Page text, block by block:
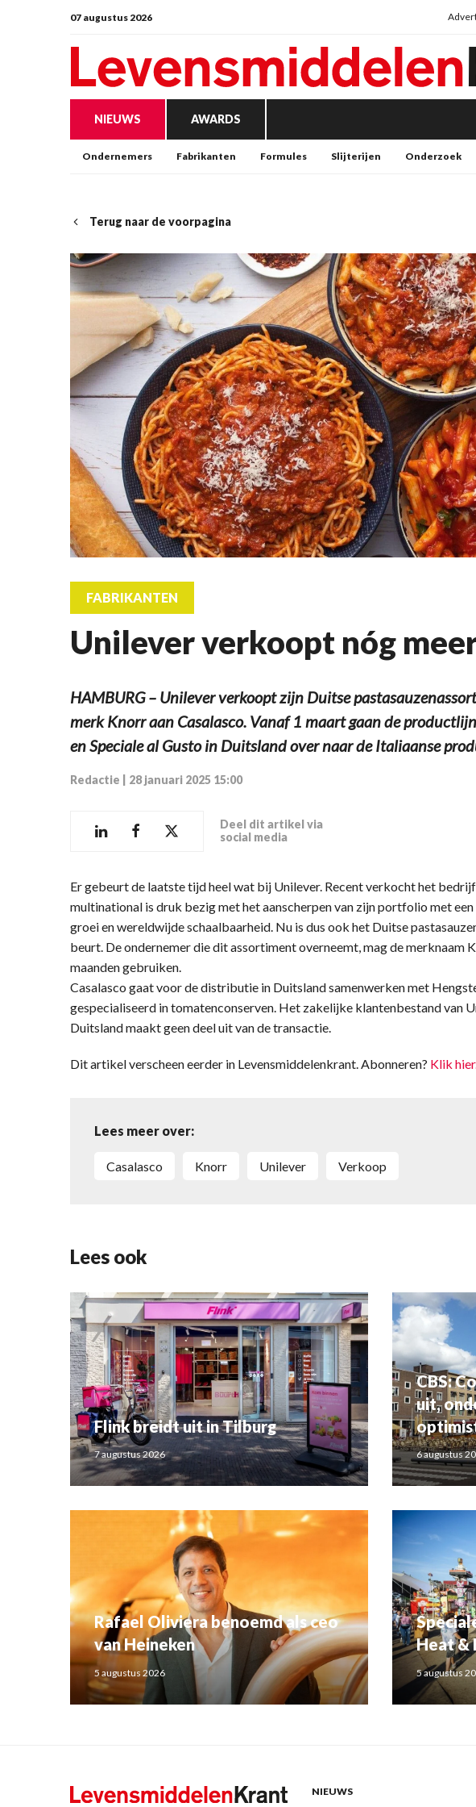
07 augustus 2026
NIEUWS AWARDS
Ondernemers Fabrikanten Formules Slijterijen Onderzoek
Terug naar de voorpagina
FABRIKANTEN
Unilever verkoopt nóg
HAMBURG – Unilever verkoopt zijn Duitse
merk Knorr aan Casalasco. Vanaf 1 maart gaan de
en Speciale al Gusto in Duitsland over naar de Italiaanse
Redactie 28 januari 2025 15:00
Deel dit artikel via
social media
Er gebeurt de laatste tijd heel wat bij Unilever. Recent verkocht het
multinational is druk bezig met het aanscherpen van zijn portfolio met
groei en wereldwijde schaalbaarheid. Nu is dus ook het Duitse
beurt. De ondernemer die dit assortiment overneemt, mag de merknaam
maanden gebruiken.
Casalasco gaat voor de distributie in Duitsland samenwerken met
gespecialiseerd in tomatenconserven. Het zakelijke klantenbestand van
Duitsland maakt geen deel uit van de transactie.
Dit artikel verscheen eerder in Levensmiddelenkrant. Abonneren? Klik
Lees meer over:
Casalasco Knorr Unilever verkoop
Lees ook
Flink breidt uit in Tilburg
7 augustus 2026
CBS:
uit,
6 augustus
Rafael Oliviera benoemd als ceo
van Heineken
5 augustus 2026
Heat &
5 augustus
NIEUWS